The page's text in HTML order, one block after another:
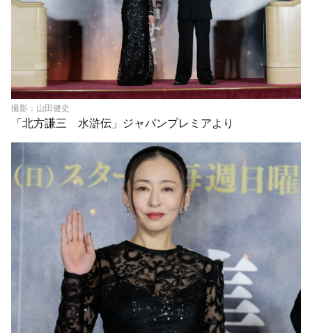
撮影：山田健史
「北方謙三 水滸伝」ジャパンプレミアより